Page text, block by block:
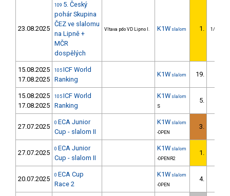
23.08.2025
109 5. Český
pohár Skupina
ČEZ ve slalomu
na Lipně +
MČR
dospělých
Vltava pdo VD Lipno I. K1W slalom 1. 1/U23
15.08.2025
17.08.2025
105 ICF World
Ranking
K1W slalom 19.
15.08.2025
17.08.2025
105 ICF World
Ranking
K1W slalom
S
5.
27.07.2025 0 ECA Junior
Cup - slalom II
K1W slalom
-OPEN
3.
27.07.2025 0 ECA Junior
Cup - slalom II
K1W slalom
-OPENR2
1.
20.07.2025 0 ECA Cup
Race 2
K1W slalom
-OPEN
4.